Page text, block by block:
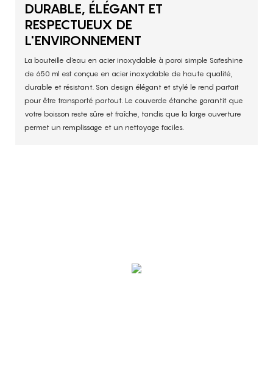
DURABLE, ÉLÉGANT ET
RESPECTUEUX DE
L'ENVIRONNEMENT
La bouteille d'eau en acier inoxydable à paroi simple Safeshine
de 650 ml est conçue en acier inoxydable de haute qualité,
durable et résistant. Son design élégant et stylé le rend parfait
pour être transporté partout. Le couvercle étanche garantit que
votre boisson reste sûre et fraîche, tandis que la large ouverture
permet un remplissage et un nettoyage faciles.